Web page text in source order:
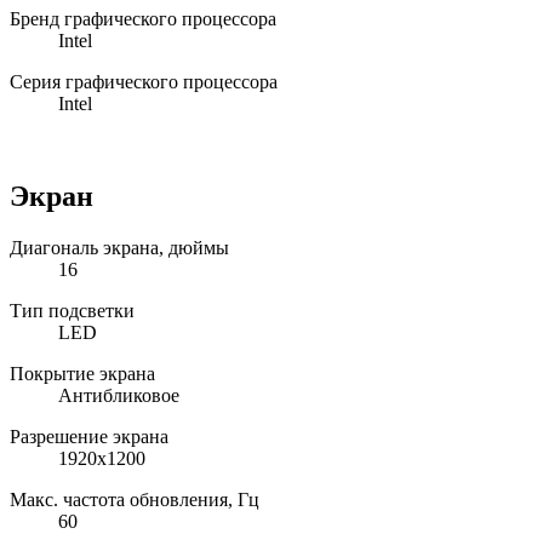
Бренд графического процессора
Intel
Серия графического процессора
Intel
Экран
Диагональ экрана, дюймы
16
Тип подсветки
LED
Покрытие экрана
Антибликовое
Разрешение экрана
1920x1200
Макс. частота обновления, Гц
60